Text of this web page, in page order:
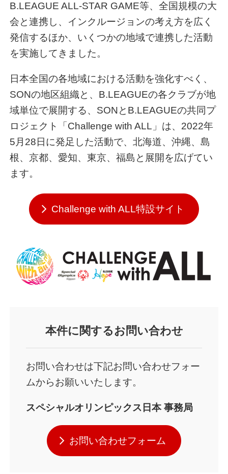
B.LEAGUE ALL-STAR GAME等、全国規模の大
会と連携し、インクルージョンの考え方を広く
発信するほか、いくつかの地域で連携した活動
を実施してきました。
日本全国の各地域における活動を強化すべく、
SONの地区組織と、B.LEAGUEの各クラブが地
域単位で展開する、SONとB.LEAGUEの共同プ
ロジェクト「Challenge with ALL」は、2022年
5月28日に発足した活動で、北海道、沖縄、島
根、京都、愛知、東京、福島と展開を広げてい
ます。
Challenge with ALL特設サイト
本件に関するお問い合わせ
お問い合わせは下記お問い合わせフォー
ムからお願いいたします。
スペシャルオリンピックス日本 事務局
お問い合わせフォーム